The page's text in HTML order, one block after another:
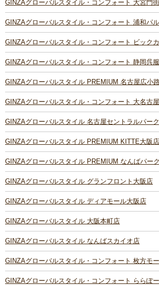
GINZAグローバルスタイル・コンフォート 大宮門
GINZAグローバルスタイル・コンフォート 浦和パ
GINZAグローバルスタイル・コンフォート ビック
GINZAグローバルスタイル・コンフォート 静岡呉
GINZAグローバルスタイル PREMIUM 名古屋広小
GINZAグローバルスタイル・コンフォート 大名古
GINZAグローバルスタイル 名古屋セントラルパー
GINZAグローバルスタイル PREMIUM KITTE大阪店
GINZAグローバルスタイル PREMIUM なんばパー
GINZAグローバルスタイル グランフロント大阪店
GINZAグローバルスタイル ディアモール大阪店
GINZAグローバルスタイル 大阪本町店
GINZAグローバルスタイル なんばスカイオ店
GINZAグローバルスタイル・コンフォート 枚方モ
GINZAグローバルスタイル・コンフォート ららぽ